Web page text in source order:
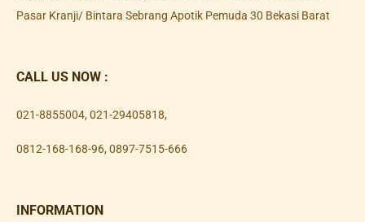
Pasar Kranji/ Bintara Sebrang Apotik Pemuda 30 Bekasi Barat
CALL US NOW :
021-8855004, 021-29405818,
0812-168-168-96, 0897-7515-666
INFORMATION